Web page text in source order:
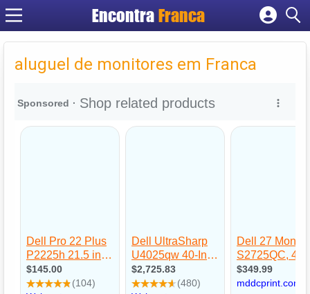
Encontra Franca
Cadastrar empresa
Criar conta
aluguel de monitores em Franca